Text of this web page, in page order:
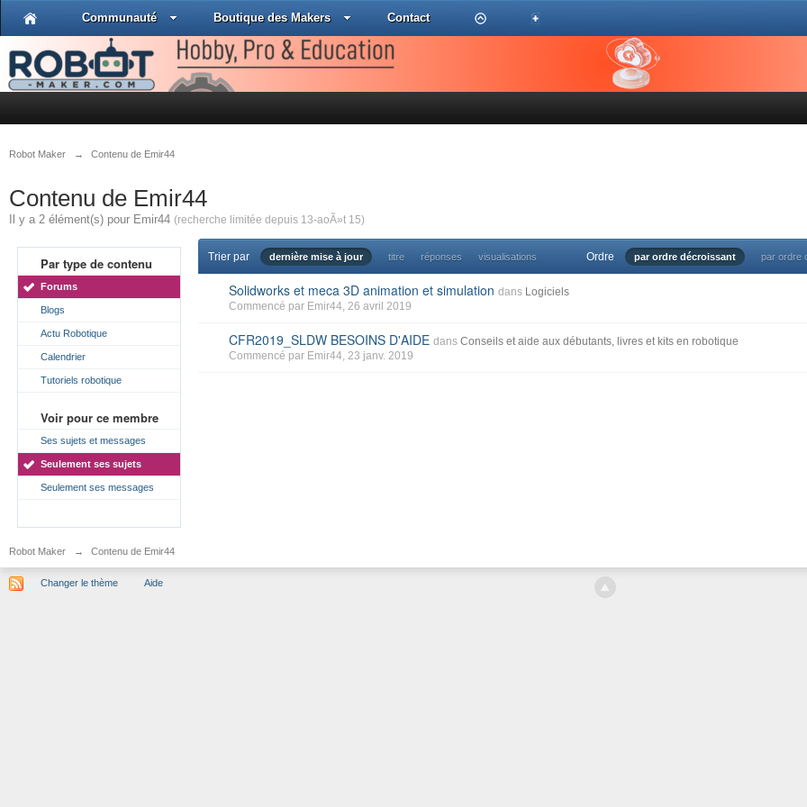
Communauté Boutique des Makers Contact
Robot Maker → Contenu de Emir44
Contenu de Emir44
Il y a 2 élément(s) pour Emir44 (recherche limitée depuis 13-aoÃ»t 15)
Par type de contenu
Forums
Blogs
Actu Robotique
Calendrier
Tutoriels robotique
Voir pour ce membre
Ses sujets et messages
Seulement ses sujets
Seulement ses messages
Trier par dernière mise à jour titre réponses visualisations Ordre par ordre décroissant par ordre
Solidworks et meca 3D animation et simulation dans Logiciels
Commencé par Emir44, 26 avril 2019
CFR2019_SLDW BESOINS D'AIDE dans Conseils et aide aux débutants, livres et kits en robotique
Commencé par Emir44, 23 janv. 2019
Robot Maker → Contenu de Emir44
Changer le thème Aide